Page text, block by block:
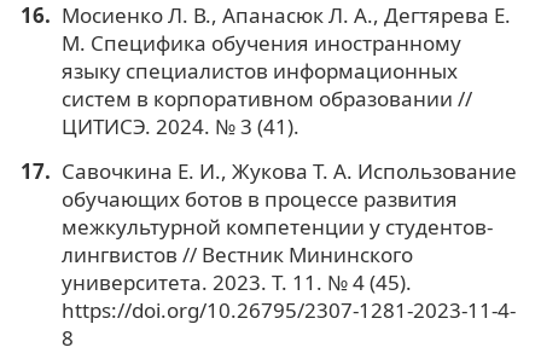
Мосиенко Л. В., Апанасюк Л. А., Дегтярева Е.
М. Специфика обучения иностранному
языку специалистов информационных
систем в корпоративном образовании //
ЦИТИСЭ. 2024. № 3 (41).
Савочкина Е. И., Жукова Т. А. Использование
обучающих ботов в процессе развития
межкультурной компетенции у студентов-
лингвистов // Вестник Мининского
университета. 2023. Т. 11. № 4 (45).
https://doi.org/10.26795/2307-1281-2023-11-4-
8